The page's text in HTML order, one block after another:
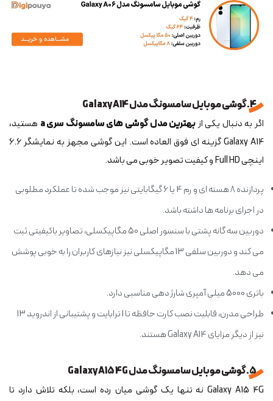
4. گوشی موبایل سامسونگ مدل Galaxy A14
اگر به دنبال یکی ازبهترین مدل گوشی های سامسونگ سری a هستید،
Galaxy A14 گزینه ای فوق العاده است. این گوشی مجهز به نمایشگر 6.6
اینچی Full HD و کیفیت تصویر خوبی می باشد.
پردازنده 8 هسته ای و رم 4 یا 6 گیگابایتی نیز موجب شده تا عملکرد مطلوبی
در اجرای برنامه ها داشته باشد.
دوربین سه گانه پشتی با سنسور اصلی 50 مگاپیکسلی، تصاویر باکیفیتی ثبت
می کند و دوربین سلفی 13 مگاپیکسلی نیز نیازهای کاربران را به خوبی پوشش
می دهد.
باتری 5000 میلی آمپری شارژ دهی مناسبی دارد.
طراحی مدرن، قابلیت نصب کارت حافظه تا 1 ترابایت و پشتیبانی از اندروید 13
نیز از دیگر مزایای Galaxy A14 هستند.
5. گوشی موبایل سامسونگ مدل Galaxy A15 4G
Galaxy A15 4G نه تنها یک گوشی میان رده است، بلکه تلاش دارد تا